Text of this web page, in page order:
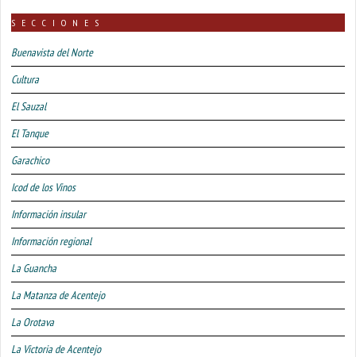
SECCIONES
Buenavista del Norte
Cultura
El Sauzal
El Tanque
Garachico
Icod de los Vinos
Información insular
Información regional
La Guancha
La Matanza de Acentejo
La Orotava
La Victoria de Acentejo